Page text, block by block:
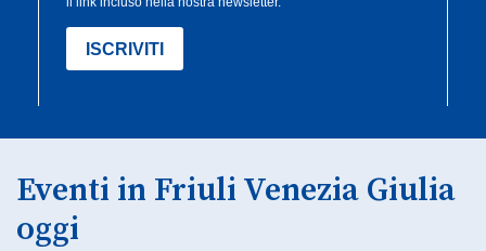
Eventi in Friuli Venezia Giulia
oggi